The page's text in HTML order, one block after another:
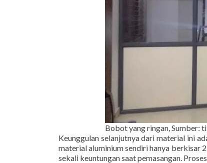
Bobot yang ringan, Sumber:
Keunggulan selanjutnya dari material ini
material aluminium sendiri hanya berkisar
sekali keuntungan saat pemasangan.